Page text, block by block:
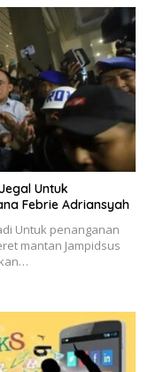
Untuk
Febrie Adriansyah
Untuk penanganan
mantan Jampidsus